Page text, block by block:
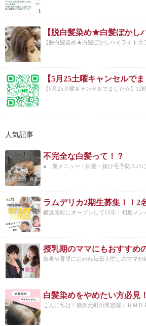
【脱白髪染め★白髪ぼかし
【脱白髪染め★白髪ぼかしハイライトカ
【5月25土曜キャンセルで
【5月25土曜キャンセルでました☆】12
人気記事
不完全な白髪って！？
● 新メニュー！白髪・抜け毛予防スパに
ラムデリカ2期生募集！！2
横浜元町にオープンして15年！初期メン
家事や育児に追われ毎日大忙しのママが
白髪染めをやめたい方必見
こんにちは！横浜元町の美容院ＬＵＭＤ